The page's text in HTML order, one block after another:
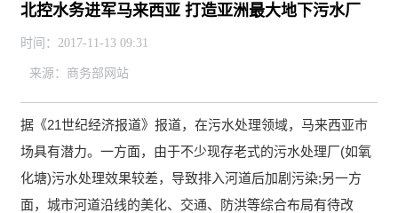
北控水务进军马来西亚 打造亚洲最大地下污水厂
时间：2017-11-13 09:31
来源： 商务部网站
据《21世纪经济报道》报道，在污水处理领域，马来西亚市
场具有潜力。一方面，由于不少现存老式的污水处理厂(如氧
化塘)污水处理效果较差，导致排入河道后加剧污染;另一方
面，城市河道沿线的美化、交通、防洪等综合布局有待改